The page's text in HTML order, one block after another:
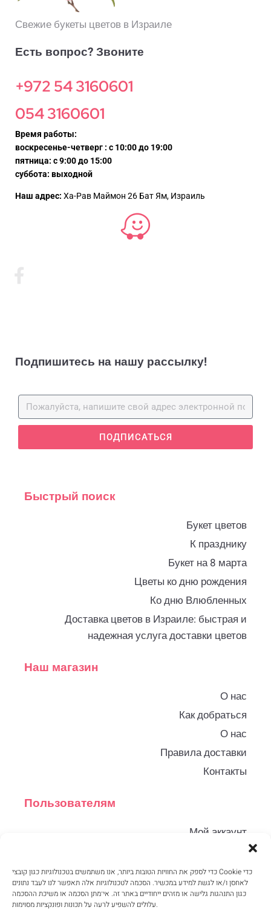
כדי לספק את החוויות הטובות ביותר, אנו משתמשים בטכנולוגיות כגון קובצי Cookie כדי
לאחסן ו/או לגשת למידע במכשיר. הסכמה לטכנולוגיות אלה תאפשר לנו לעבד נתונים
כגון התנהגות גלישה או מזהים ייחודיים באתר זה. אי־מתן הסכמה או משיכת ההסכמה
עלולים להשפיע לרעה על תכונות ופונקציות מסוימות.
Свежие букеты цветов в Израиле
Есть вопрос? Звоните
+972 54 3160601
054 3160601
Время работы:
воскресенье-четверг : с 10:00 до 19:00
пятница: с 9:00 до 15:00
суббота: выходной
Наш адрес: Ха-Рав Маймон 26 Бат Ям, Израиль
Подпишитесь на нашу рассылку!
ПОДПИСАТЬСЯ
Быстрый поиск
Букет цветов
К празднику
Букет на 8 марта
Цветы ко дню рождения
Ко дню Влюбленных
Доставка цветов в Израиле: быстрая и
надежная услуга доставки цветов
Наш магазин
О нас
Как добраться
О нас
Правила доставки
Контакты
Пользователям
Мой аккаунт
Правила и условия
Конфиденциальность